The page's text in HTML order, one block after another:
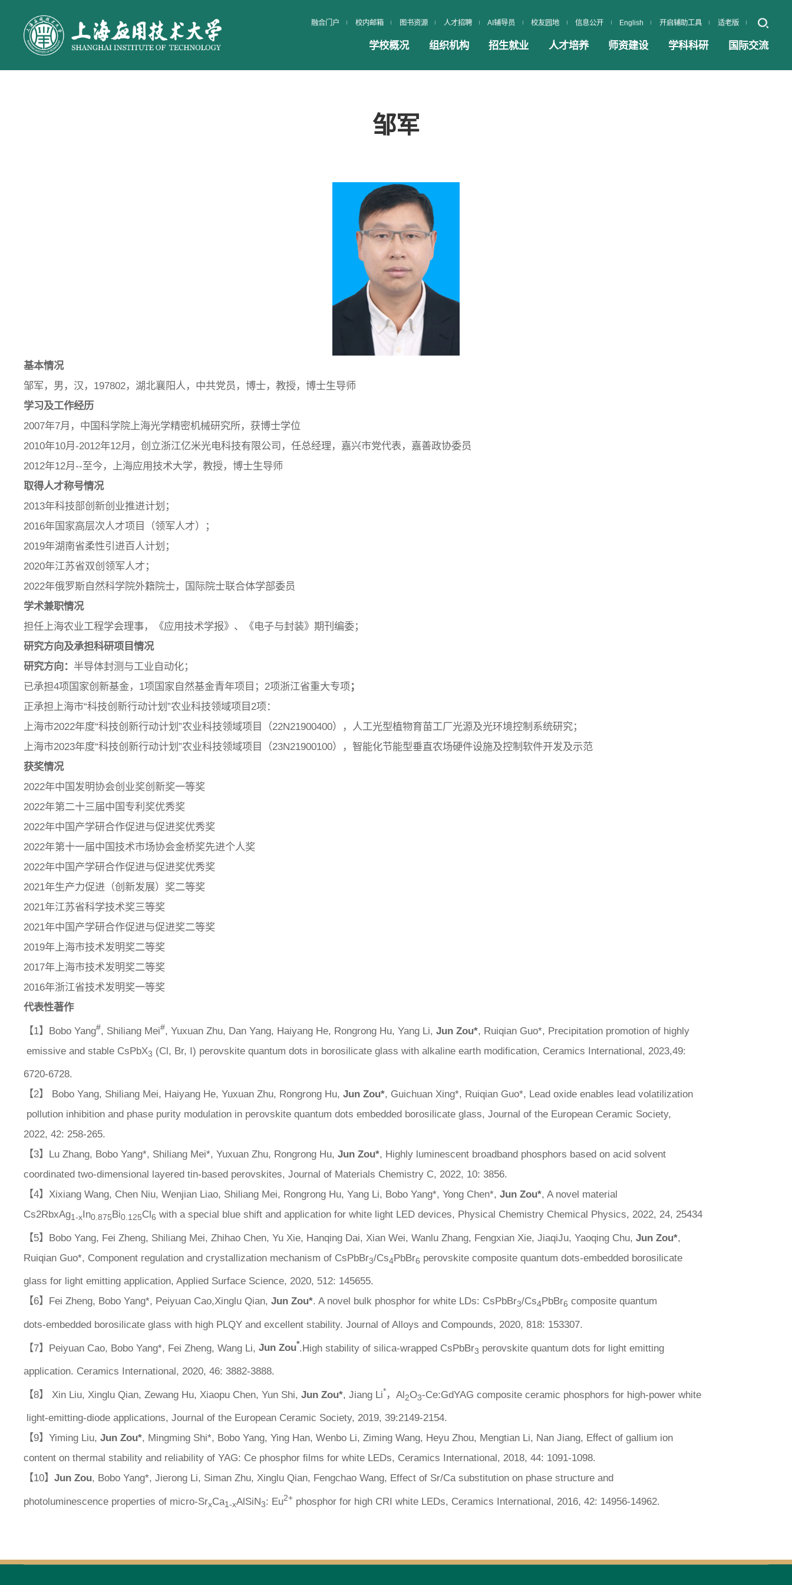
融合门户 校内邮箱 图书资源 人才招聘 AI辅导员 校友园地 信息公开 English 开启辅助工具 适老版
学校概况 组织机构 招生就业 人才培养 师资建设 学科科研 国际交流
邹军
基本情况
邹军，男，汉，197802，湖北襄阳人，中共党员，博士，教授，博士生导师
学习及工作经历
2007年7月，中国科学院上海光学精密机械研究所，获博士学位
2010年10月-2012年12月，创立浙江亿米光电科技有限公司，任总经理，嘉兴市党代表，嘉善政协委员
2012年12月--至今，上海应用技术大学，教授，博士生导师
取得人才称号情况
2013年科技部创新创业推进计划；
2016年国家高层次人才项目（领军人才）；
2019年湖南省柔性引进百人计划；
2020年江苏省双创领军人才；
2022年俄罗斯自然科学院外籍院士，国际院士联合体学部委员
学术兼职情况
担任上海农业工程学会理事，《应用技术学报》、《电子与封装》期刊编委；
研究方向及承担科研项目情况
研究方向： 半导体封测与工业自动化；
已承担4项国家创新基金，1项国家自然基金青年项目；2项浙江省重大专项 ；
正承担上海市“科技创新行动计划”农业科技领域项目2项：
上海市2022年度“科技创新行动计划”农业科技领域项目（22N21900400），人工光型植物育苗工厂光源及光环境控制系统研究；
上海市2023年度“科技创新行动计划”农业科技领域项目（23N21900100），智能化节能型垂直农场硬件设施及控制软件开发及示范
获奖情况
2022年中国发明协会创业奖创新奖一等奖
2022年第二十三届中国专利奖优秀奖
2022年中国产学研合作促进与促进奖优秀奖
2022年第十一届中国技术市场协会金桥奖先进个人奖
2022年中国产学研合作促进与促进奖优秀奖
2021年生产力促进（创新发展）奖二等奖
2021年江苏省科学技术奖三等奖
2021年中国产学研合作促进与促进奖二等奖
2019年上海市技术发明奖二等奖
2017年上海市技术发明奖二等奖
2016年浙江省技术发明奖一等奖
代表性著作
【1】Bobo Yang#, Shiliang Mei#, Yuxuan Zhu, Dan Yang, Haiyang He, Rongrong Hu, Yang Li,Jun Zou*, Ruiqian Guo*, Precipitation promotion of highly
emissive and stable CsPbX3 (Cl, Br, I) perovskite quantum dots in borosilicate glass with alkaline earth modification, Ceramics International, 2023,49:
6720-6728.
【2】 Bobo Yang, Shiliang Mei, Haiyang He, Yuxuan Zhu, Rongrong Hu, Jun Zou*, Guichuan Xing*, Ruiqian Guo*, Lead oxide enables lead volatilization
pollution inhibition and phase purity modulation in perovskite quantum dots embedded borosilicate glass,Journal of the European Ceramic Society,
2022, 42: 258-265.
【3】Lu Zhang, Bobo Yang*, Shiliang Mei*, Yuxuan Zhu, Rongrong Hu,Jun Zou*, Highly luminescent broadband phosphors based on acid solvent
coordinated two-dimensional layered tin-based perovskites,Journal of Materials Chemistry C, 2022, 10: 3856.
【4】Xixiang Wang, Chen Niu, Wenjian Liao, Shiliang Mei, Rongrong Hu, Yang Li, Bobo Yang*, Yong Chen*,Jun Zou*, A novel material
Cs2RbxAg1-xIn0.875Bi0.125Cl6 with a special blue shift and application for white light LED devices, Physical Chemistry Chemical Physics, 2022, 24, 25434
【5】Bobo Yang, Fei Zheng, Shiliang Mei, Zhihao Chen, Yu Xie, Hanqing Dai, Xian Wei, Wanlu Zhang, Fengxian Xie, JiaqiJu, Yaoqing Chu, Jun Zou*,
Ruiqian Guo*, Component regulation and crystallization mechanism of CsPbBr3/Cs4PbBr6 perovskite composite quantum dots-embedded borosilicate
glass for light emitting application,Applied Surface Science, 2020, 512: 145655.
【6】Fei Zheng, Bobo Yang*, Peiyuan Cao,Xinglu Qian,Jun Zou*. A novel bulk phosphor for white LDs: CsPbBr3/Cs4PbBr6 composite quantum
dots-embedded borosilicate glass with high PLQY and excellent stability.Journal of Alloys and Compounds, 2020, 818: 153307.
【7】Peiyuan Cao, Bobo Yang*, Fei Zheng, Wang Li,Jun Zou*.High stability of silica-wrapped CsPbBr3 perovskite quantum dots for light emitting
application. Ceramics International, 2020, 46: 3882-3888.
【8】 Xin Liu, Xinglu Qian, Zewang Hu, Xiaopu Chen, Yun Shi,Jun Zou*, Jiang Li*，Al2O3-Ce:GdYAG composite ceramic phosphors for high-power white
light-emitting-diode applications,Journal of the European Ceramic Society, 2019, 39:2149-2154.
【9】Yiming Liu,Jun Zou*, Mingming Shi*, Bobo Yang, Ying Han, Wenbo Li, Ziming Wang, Heyu Zhou, Mengtian Li, Nan Jiang, Eﬀect of gallium ion
content on thermal stability and reliability of YAG: Ce phosphor ﬁlms for white LEDs, Ceramics International, 2018, 44: 1091-1098.
【10】Jun Zou, Bobo Yang*, Jierong Li, Siman Zhu, Xinglu Qian, Fengchao Wang, Effect of Sr/Ca substitution on phase structure and
photoluminescence properties of micro-SrxCa1-xAlSiN3: Eu2+ phosphor for high CRI white LEDs, Ceramics International, 2016, 42: 14956-14962.